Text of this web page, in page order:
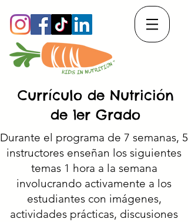
Currículo de Nutrición
de 1er Grado
Durante el programa de 7 semanas, 5
instructores enseñan los siguientes
temas 1 hora a la semana
involucrando activamente a los
estudiantes con imágenes,
actividades prácticas, discusiones